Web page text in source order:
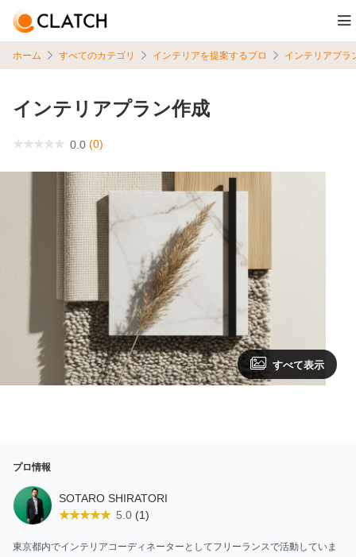
ホーム すべてのカテゴリ インテリアを提案するプロ インテリアプラ
インテリアプラン作成
0.0 (0)
すべて表示
プロ情報
SOTARO SHIRATORI
5.0 (1)
東京都内でインテリアコーディネーターとしてフリーランスで活動していま